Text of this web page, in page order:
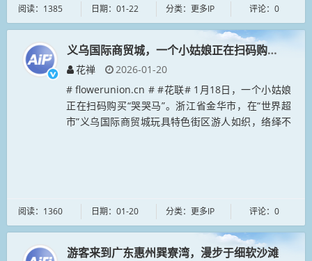
阅读：1385 日期：01-22 分类：更多IP 评论：0
义乌国际商贸城，一个小姑娘正在扫码购买“哭哭
花禅
2026-01-20
# flowerunion.cn # #花联# 1月18日，一个小姑娘
正在扫码购买“哭哭马”。浙江省金华市，在“世界超
市”义乌国际商贸城玩具特色街区游人如织，络绎不
阅读：1360 日期：01-20 分类：更多IP 评论：0
游客来到广东惠州巽寮湾，漫步于细软沙滩